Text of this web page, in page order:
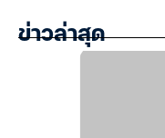
ข่าวล่าสุด